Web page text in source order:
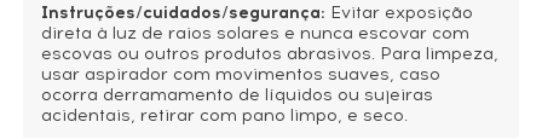
Instruções/cuidados/segurança: Evitar exposição
direta à luz de raios solares e nunca escovar com
escovas ou outros produtos abrasivos. Para limpeza,
usar aspirador com movimentos suaves, caso
ocorra derramamento de líquidos ou sujeiras
acidentais, retirar com pano limpo, e seco.